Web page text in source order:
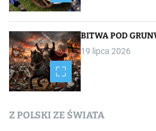
p
i
s
a
BITWA POD
19 lipca 2026
Z POLSKI ZE ŚWIATA